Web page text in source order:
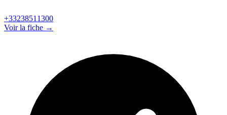
+33238511300
Voir la fiche →